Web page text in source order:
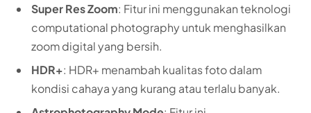
Super Res Zoom: Fitur ini menggunakan teknologi
computational photography untuk menghasilkan
zoom digital yang bersih.
HDR+: HDR+ menambah kualitas foto dalam
kondisi cahaya yang kurang atau terlalu banyak.